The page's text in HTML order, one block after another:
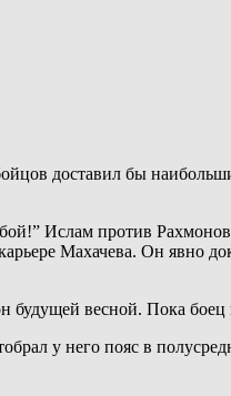
доставил бы
Ислам против
Махачева. Он явно
весной. Пока боец
у него пояс в